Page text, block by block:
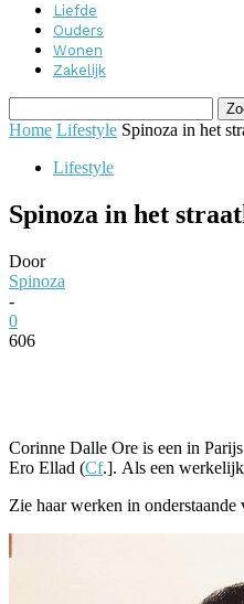
Liefde
Ouders
Wonen
Zakelijk
Home Lifestyle Spinoza in het
Lifestyle
Spinoza in het
Door
Spinoza
-
0
606
Corinne Dalle Ore is een in
Ero Ellad (Cf.]. Als een werkelijk
Zie haar werken in